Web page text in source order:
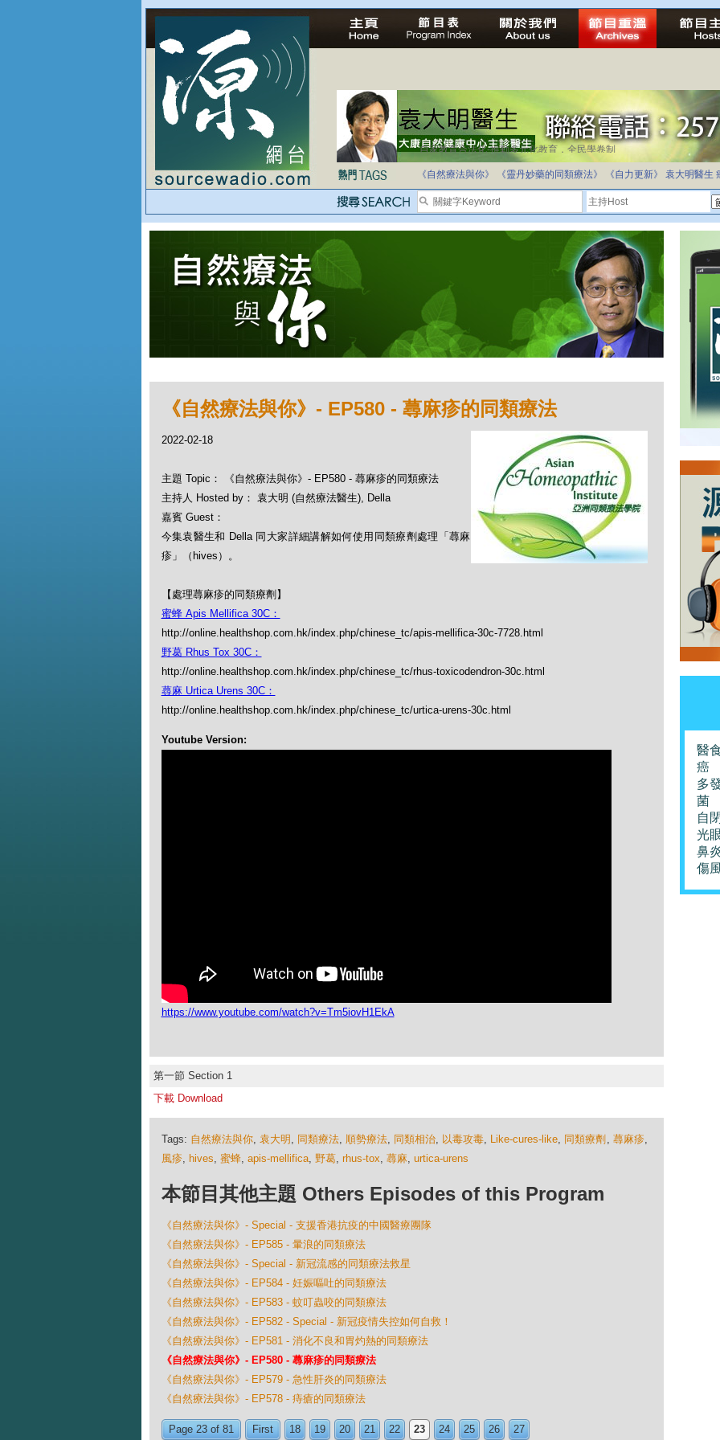
自家教育合法化-推動多元化教育，全民學卷制
《自然療法與你》 《靈丹妙藥的同類療法》 《自力更新》 袁大明醫生
《自然療法與你》- EP580 - 蕁麻疹的同類療法
2022-02-18
主題 Topic： 《自然療法與你》- EP580 - 蕁麻疹的同類療法
主持人 Hosted by： 袁大明 (自然療法醫生), Della
嘉賓 Guest：
今集袁醫生和 Della 同大家詳細講解如何使用同類療劑處理「蕁麻
疹」（hives）。
【處理蕁麻疹的同類療劑】
蜜蜂 Apis Mellifica 30C：
http://online.healthshop.com.hk/index.php/chinese_tc/apis-mellifica-30c-7728.html
野葛 Rhus Tox 30C：
http://online.healthshop.com.hk/index.php/chinese_tc/rhus-toxicodendron-30c.html
蕁麻 Urtica Urens 30C：
http://online.healthshop.com.hk/index.php/chinese_tc/urtica-urens-30c.html
Youtube Version:
https://www.youtube.com/watch?v=Tm5iovH1EkA
第一節 Section 1
下載 Download
Tags: 自然療法與你, 袁大明 , 同類療法, 順勢療法, 同類相治, 以毒攻毒, Like-cures-like, 同類療劑 , 蕁麻疹,
風疹, hives, 蜜蜂, apis-mellifica, 野葛, rhus-tox, 蕁麻, urtica-urens
本節目其他主題 Others Episodes of this Program
《自然療法與你》- Special - 支援香港抗疫的中國醫療團隊
《自然療法與你》- EP585 - 暈浪的同類療法
《自然療法與你》- Special - 新冠流感的同類療法救星
《自然療法與你》- EP584 - 妊娠嘔吐的同類療法
《自然療法與你》- EP583 - 蚊叮蟲咬的同類療法
《自然療法與你》- EP582 - Special - 新冠疫情失控如何自救！
《自然療法與你》- EP581 - 消化不良和胃灼熱的同類療法
《自然療法與你》- EP580 - 蕁麻疹的同類療法
《自然療法與你》- EP579 - 急性肝炎的同類療法
《自然療法與你》- EP578 - 痔瘡的同類療法
Page 23 of 81 First 18 19 20 21 22 23 24 25 26 27
醫
癌
多
菌
自
光
鼻
傷